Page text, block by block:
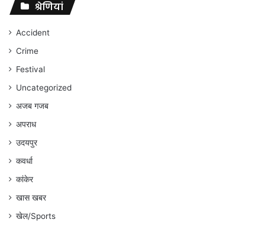
संघर्ष
जारी
रहेगा
अंकित
गौरहा
श्रेणियां
Accident
Crime
Festival
Uncategorized
अजब गजब
अपराध
उदयपुर
कवर्धा
कांकेर
खास खबर
खेल/Sports